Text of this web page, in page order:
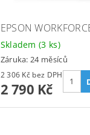
EPSON
Skladem(3 ks)
Záruka: 24 měsíců
2 306 Kč bez DPH
2 790 Kč